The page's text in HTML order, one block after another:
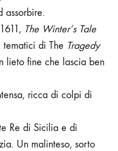
assorbire.
The Winter’s Tale
di The Tragedy
lieto fine che lascia ben
ricca di colpi di
Re di Sicilia e di
Un malinteso, sorto